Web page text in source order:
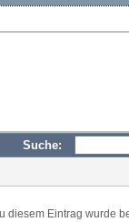
Suche:
diesem Eintrag wurde